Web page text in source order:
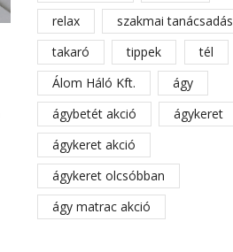
relax
szakmai tanácsadás
takaró
tippek
tél
Álom Háló Kft.
ágy
ágybetét akció
ágykeret
ágykeret akció
ágykeret olcsóbban
ágy matrac akció